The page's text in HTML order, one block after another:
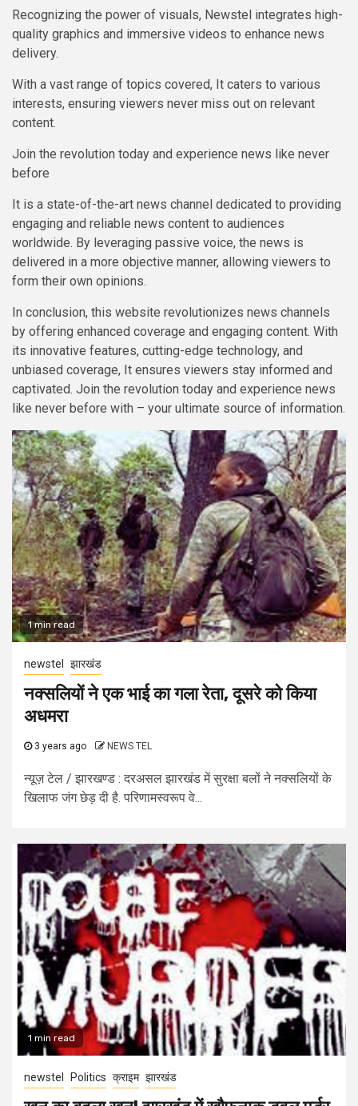
Recognizing the power of visuals, Newstel integrates high-
quality graphics and immersive videos to enhance news
delivery.
With a vast range of topics covered, It caters to various
interests, ensuring viewers never miss out on relevant
content.
Join the revolution today and experience news like never
before
It is a state-of-the-art news channel dedicated to providing
engaging and reliable news content to audiences
worldwide. By leveraging passive voice, the news is
delivered in a more objective manner, allowing viewers to
form their own opinions.
In conclusion, this website revolutionizes news channels
by offering enhanced coverage and engaging content. With
its innovative features, cutting-edge technology, and
unbiased coverage, It ensures viewers stay informed and
captivated. Join the revolution today and experience news
like never before with – your ultimate source of information.
1 min read
newstel झारखंड
नक्सलियों ने एक भाई का गला रेता, दूसरे को किया
अधमरा
3 years ago NEWS TEL
न्यूज़ टेल / झारखण्ड : दरअसल झारखंड में सुरक्षा बलों ने नक्सलियों के
खिलाफ जंग छेड़ दी है. परिणामस्वरूप वे...
1 min read
newstel Politics क्राइम झारखंड